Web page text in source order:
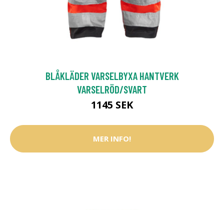
BLÅKLÄDER VARSELBYXA HANTVERK
VARSELRÖD/SVART
1145 SEK
MER INFO!